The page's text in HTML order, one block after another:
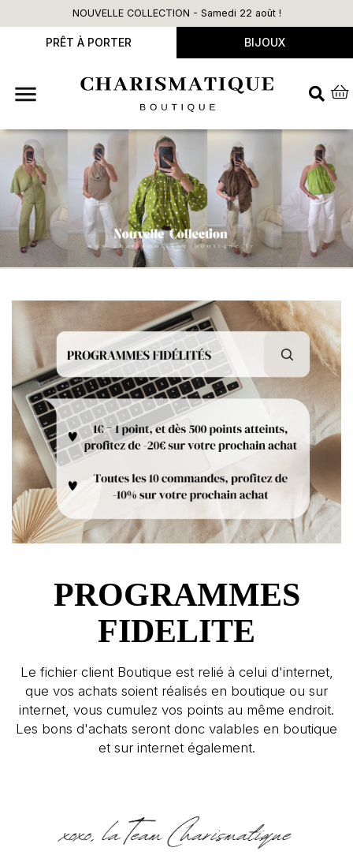
NOUVELLE COLLECTION - Samedi 22 août !
PRÊT À PORTER BIJOUX

PROGRAMMES
FIDELITE
Le fichier client Boutique est relié à celui d'internet,
que vos achats soient réalisés en boutique ou sur
internet, vous cumulez vos points au même endroit.
Les bons d'achats seront donc valables en boutique
et sur internet également.